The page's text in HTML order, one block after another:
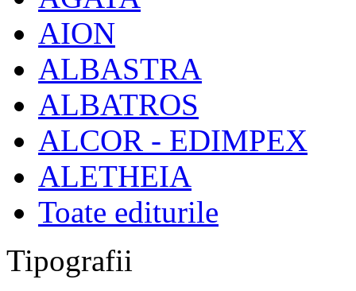
AION
ALBASTRA
ALBATROS
ALCOR - EDIMPEX
ALETHEIA
Toate editurile
Tipografii